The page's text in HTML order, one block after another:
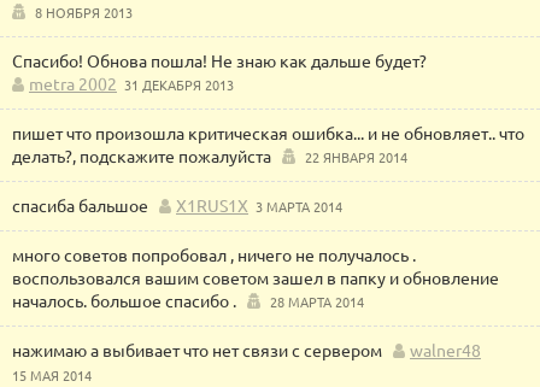
8 НОЯБРЯ 2013
Спасибо! Обнова пошла! Не знаю как дальше будет?
metra 2002 31 ДЕКАБРЯ 2013
пишет что произошла критическая ошибка... и не обновляет.. что
делать?, подскажите пожалуйста
22 ЯНВАРЯ 2014
спасиба бальшое X1RUS1X 3 МАРТА 2014
много советов попробовал , ничего не получалось .
воспользовался вашим советом зашел в папку и обновление
началось. большое спасибо .
28 МАРТА 2014
нажимаю а выбивает что нет связи с сервером walner48
15 МАЯ 2014